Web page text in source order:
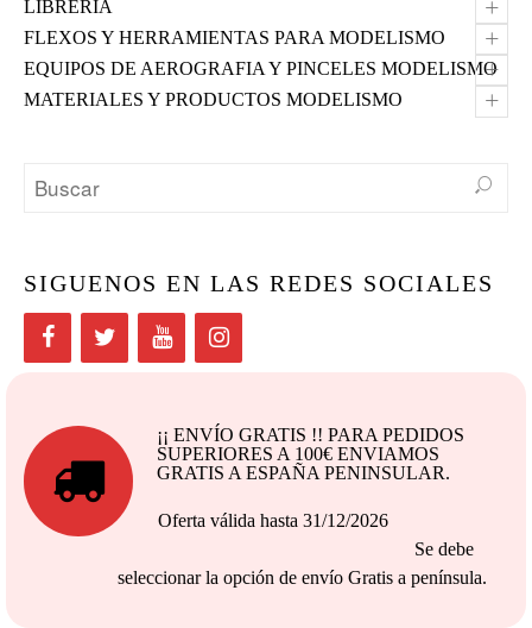
+
LIBRERIA
+
FLEXOS Y HERRAMIENTAS PARA MODELISMO
+
EQUIPOS DE AEROGRAFIA Y PINCELES MODELISMO
+
MATERIALES Y PRODUCTOS MODELISMO
SIGUENOS EN LAS REDES SOCIALES
¡¡ ENVÍO GRATIS !! PARA PEDIDOS
SUPERIORES A 100€ ENVIAMOS
GRATIS A ESPAÑA PENINSULAR.
Oferta válida hasta 31/12/2026
Se debe
seleccionar la opción de envío Gratis a península.